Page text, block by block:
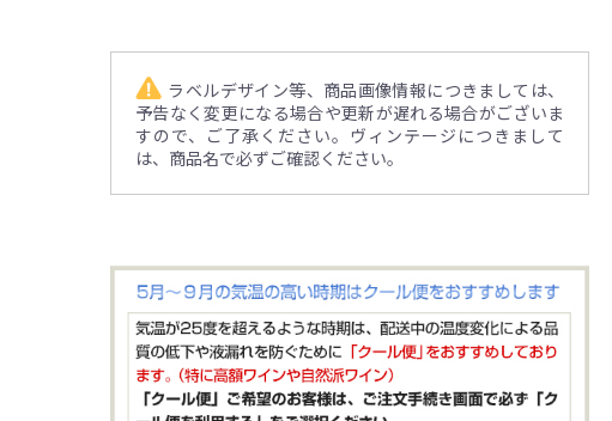
ラベルデザイン等、商品画像情報につきましては、
予告なく変更になる場合や更新が遅れる場合がございま
すので、ご了承ください。ヴィンテージにつきまして
は、商品名で必ずご確認ください。